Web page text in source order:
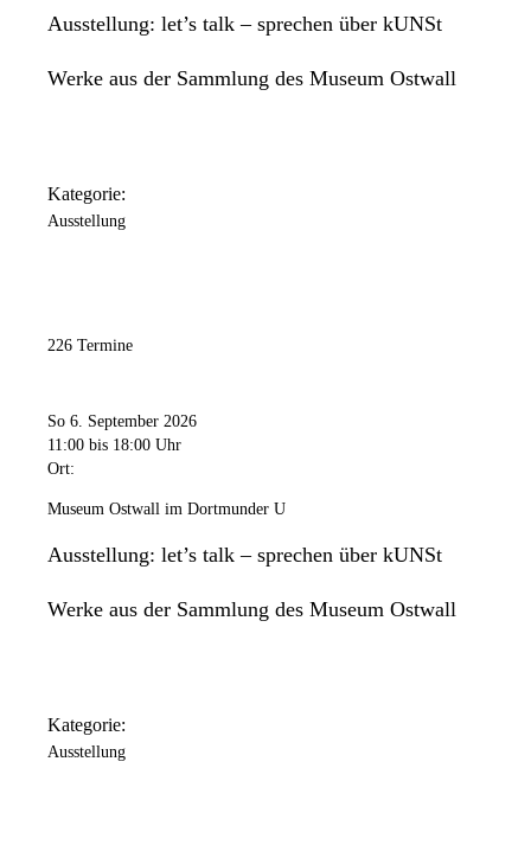
Das Dortmunder U ist an folgenden Tagen geschlossen: 24.
Ausstellung: let’s talk – sprechen über kUNSt
Werke aus der Sammlung des Museum Ostwall
Kategorie:
Ausstellung
226 Termine
So 6. September 2026
11:00 bis 18:00 Uhr
Ort:
Museum Ostwall im Dortmunder U
Ausstellung: let’s talk – sprechen über kUNSt
Werke aus der Sammlung des Museum Ostwall
Kategorie:
Ausstellung